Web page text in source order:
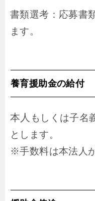
書類選考： 応募書
ます。
養育援助金の給付
本人 もしくは子名
とします。
※手数料は本法人